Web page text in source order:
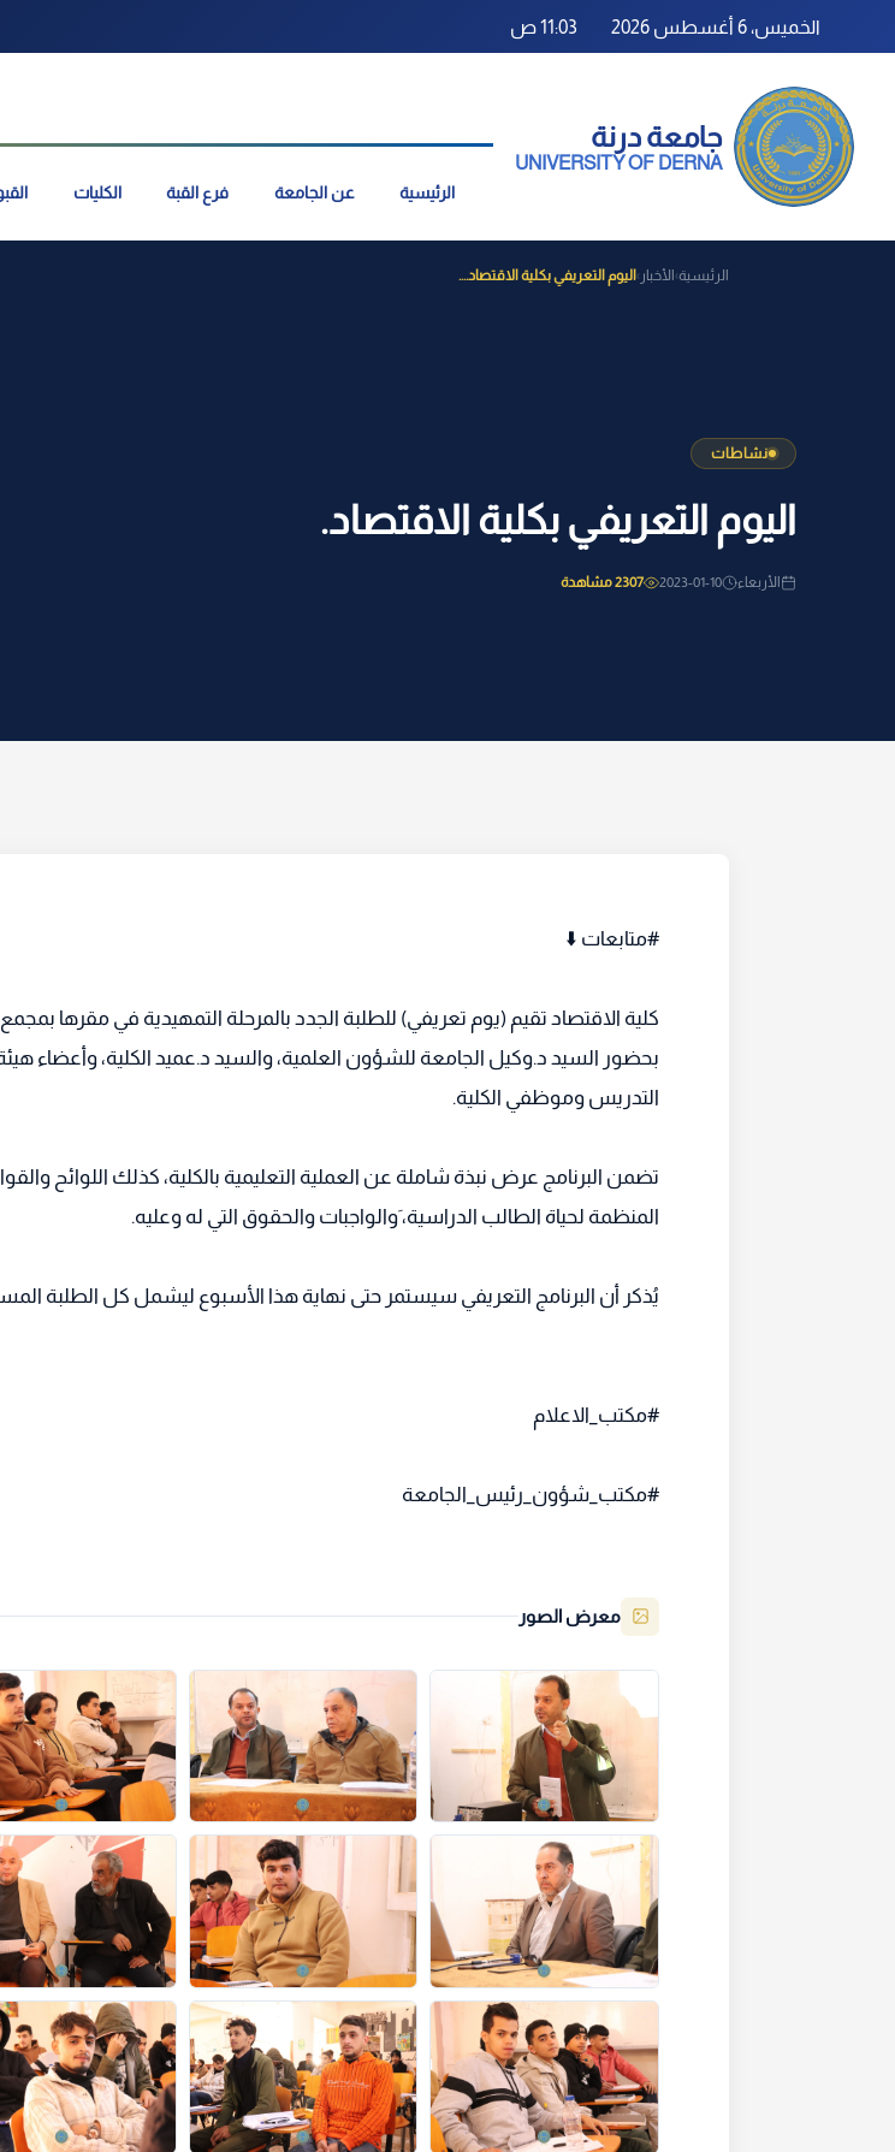
الخميس، 6 أغسطس 2026 11:03 ص
جامعة درنة
UNIVERSITY OF DERNA
الرئيسية عن الجامعة فرع القبة الكليات
الرئيسية› الأخبار ›اليوم التعريفي بكلية الاقتصاد....
نشاطات
اليوم التعريفي بكلية الاقتصاد.
الأربعاء 2023-01-10 2307 مشاهدة
#متابعات ⬇️
كلية الاقتصاد تقيم (يوم تعريفي) للطلبة الجدد بالمرحلة التمهيدية في مقرها
بحضور السيد د.وكيل الجامعة للشؤون العلمية، والسيد د.عميد الكلية، وأعضاء
التدريس وموظفي الكلية.
تضمن البرنامج عرض نبذة شاملة عن العملية التعليمية بالكلية، كذلك اللوائح
المنظمة لحياة الطالب الدراسية، َوالواجبات والحقوق التي له وعليه.
يُذكر أن البرنامج التعريفي سيستمر حتى نهاية هذا الأسبوع ليشمل كل الطلبة
#مكتب_الاعلام
#مكتب_شؤون_رئيس_الجامعة
معرض الصور